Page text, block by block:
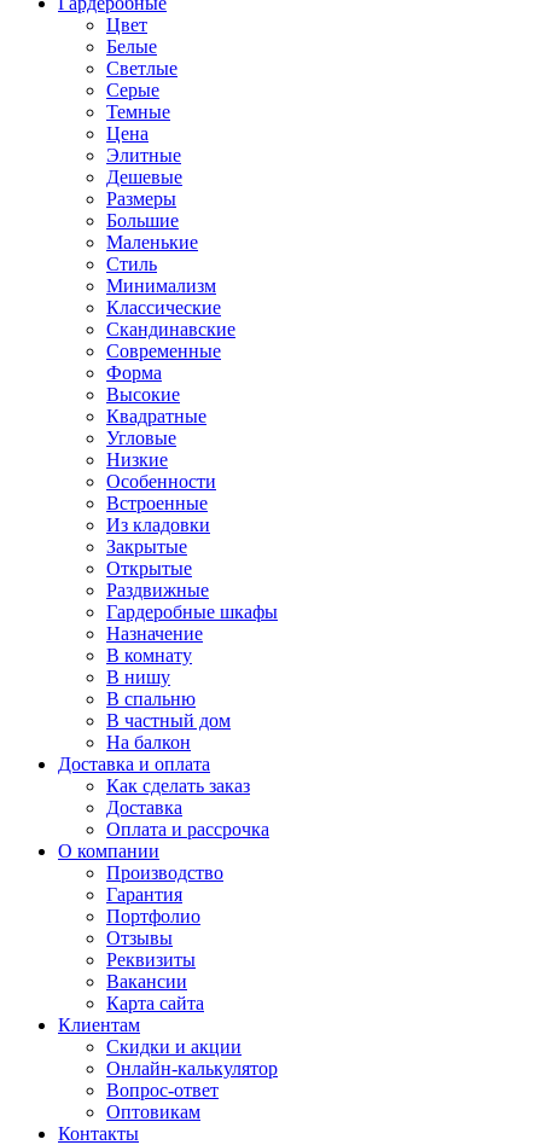
Цвет
Белые
Светлые
Серые
Темные
Цена
Элитные
Дешевые
Размеры
Большие
Маленькие
Стиль
Минимализм
Классические
Скандинавские
Современные
Форма
Высокие
Квадратные
Угловые
Низкие
Особенности
Встроенные
Из кладовки
Закрытые
Открытые
Раздвижные
Гардеробные шкафы
Назначение
В комнату
В нишу
В спальню
В частный дом
На балкон
Доставка и оплата
Как сделать заказ
Доставка
Оплата и рассрочка
О компании
Производство
Гарантия
Портфолио
Отзывы
Реквизиты
Вакансии
Карта сайта
Клиентам
Скидки и акции
Онлайн-калькулятор
Вопрос-ответ
Оптовикам
Контакты